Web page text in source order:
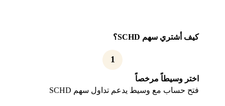
كيف أشتري سهم SCHD؟
1
اختر وسيطاً مرخصاً
فتح حساب مع وسيط يدعم تداول سهم SCHD